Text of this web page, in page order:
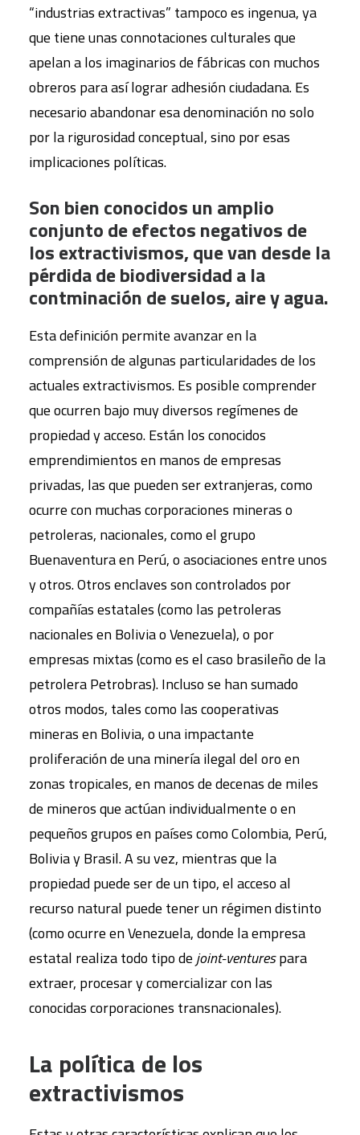
“industrias extractivas” tampoco es ingenua, ya
que tiene unas connotaciones culturales que
apelan a los imaginarios de fábricas con muchos
obreros para así lograr adhesión ciudadana. Es
necesario abandonar esa denominación no solo
por la rigurosidad conceptual, sino por esas
implicaciones políticas.
Son bien conocidos un amplio
conjunto de efectos negativos de
los extractivismos, que van desde la
pérdida de biodiversidad a la
contminación de suelos, aire y agua.
Esta definición permite avanzar en la
comprensión de algunas particularidades de los
actuales extractivismos. Es posible comprender
que ocurren bajo muy diversos regímenes de
propiedad y acceso. Están los conocidos
emprendimientos en manos de empresas
privadas, las que pueden ser extranjeras, como
ocurre con muchas corporaciones mineras o
petroleras, nacionales, como el grupo
Buenaventura en Perú, o asociaciones entre unos
y otros. Otros enclaves son controlados por
compañías estatales (como las petroleras
nacionales en Bolivia o Venezuela), o por
empresas mixtas (como es el caso brasileño de la
petrolera Petrobras). Incluso se han sumado
otros modos, tales como las cooperativas
mineras en Bolivia, o una impactante
proliferación de una minería ilegal del oro en
zonas tropicales, en manos de decenas de miles
de mineros que actúan individualmente o en
pequeños grupos en países como Colombia, Perú,
Bolivia y Brasil. A su vez, mientras que la
propiedad puede ser de un tipo, el acceso al
recurso natural puede tener un régimen distinto
(como ocurre en Venezuela, donde la empresa
estatal realiza todo tipo de joint-venturespara
extraer, procesar y comercializar con las
conocidas corporaciones transnacionales).
La política de los
extractivismos